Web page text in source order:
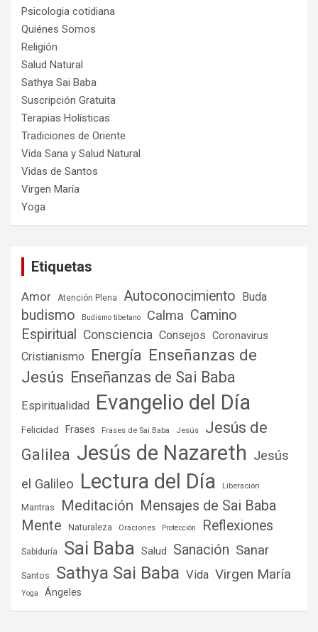
Psicologia cotidiana
Quiénes Somos
Religión
Salud Natural
Sathya Sai Baba
Suscripción Gratuita
Terapias Holísticas
Tradiciones de Oriente
Vida Sana y Salud Natural
Vidas de Santos
Virgen María
Yoga
Etiquetas
Amor Atención Plena Autoconocimiento Buda
budismo Budismo tibetano Calma Camino
Espiritual
Consciencia Consejos Coronavirus
Cristianismo Energía Enseñanzas de
Jesús Enseñanzas de Sai Baba
Espiritualidad Evangelio del Día
Felicidad Frases Frases de Sai Baba Jesús
Jesús de
Galilea Jesús de Nazareth Jesús
el Galileo Lectura del Día Liberación
Mantras Meditación Mensajes de Sai Baba
Mente
Naturaleza Oraciones Protección Reflexiones
Sabiduría Sai Baba Salud Sanación Sanar
Santos Sathya Sai Baba Vida Virgen María
Yoga Ángeles